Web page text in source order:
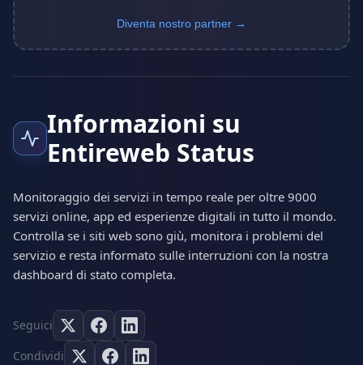
Diventa nostro partner →
Informazioni su
Entireweb Status
Monitoraggio dei servizi in tempo reale per oltre 9000
servizi online, app ed esperienze digitali in tutto il mondo.
Controlla se i siti web sono giù, monitora i problemi del
servizio e resta informato sulle interruzioni con la nostra
dashboard di stato completa.
Seguici
Condividi